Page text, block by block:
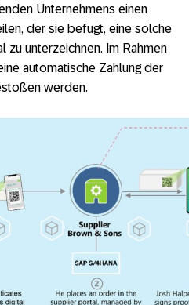
Unternehmens einen
der sie befugt, eine solche
zu unterzeichnen. Im Rahmen
automatische Zahlung der
werden.